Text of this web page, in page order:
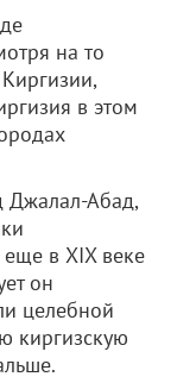
на то
в этом
Джалал-Абад,
в XIX веке
он
целебной
киргизскую